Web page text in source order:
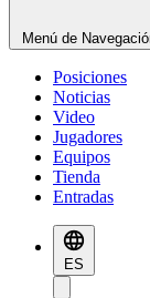
Menú de
Posiciones
Noticias
Video
Jugadores
Equipos
Tienda
Entradas
ES